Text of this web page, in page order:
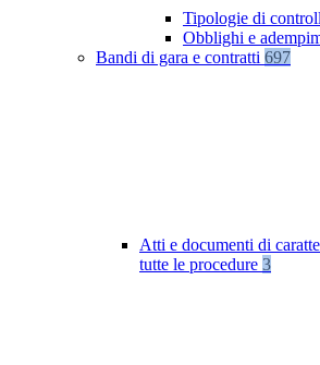
Tipologie di
Obblighi e
Bandi di gara e contratti 697
Atti e documenti di
tutte le procedure 3